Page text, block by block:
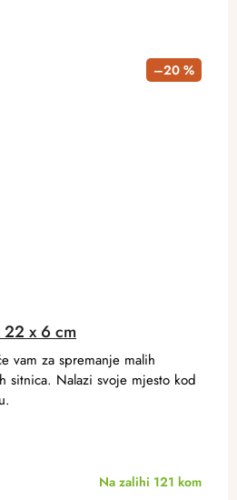
–20 %
x 6 cm
Na zalihi 121 kom
vam za spremanje malih
sitnica. Nalazi svoje mjesto kod